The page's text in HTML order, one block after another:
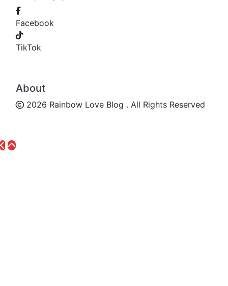
Facebook
TikTok
About
2026 Rainbow Love Blog . All Rights Reserved